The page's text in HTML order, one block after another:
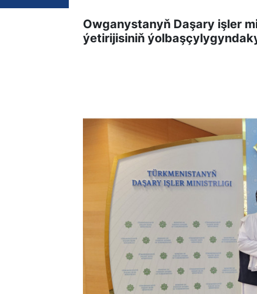
Owganystanyň Daşary işler
ýetirijisiniň